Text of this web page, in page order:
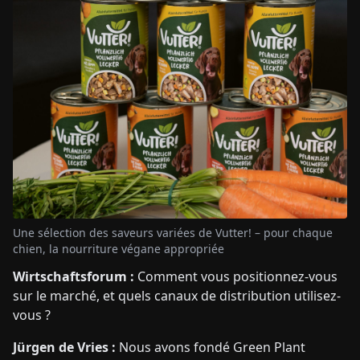
Une sélection des saveurs variées de Vutter! – pour chaque
chien, la nourriture végane appropriée
Wirtschaftsforum : Comment vous positionnez-vous
sur le marché, et quels canaux de distribution utilisez-
vous ?
Jürgen de Vries : Nous avons fondé Green Plant